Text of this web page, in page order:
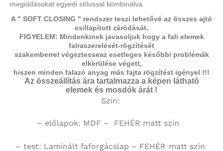
megoldásokat egyedi stílussal kombinálva.
A " SOFT CLOSING " rendszer teszi lehetővé az összes ajtó
csillapított záródását.
FIGYELEM: Mindenkinek javasoljuk hogy a fali elemek
falraszerelését-rögzítését
szakemberrel végeztesseaz esetleges későbbi problémák
elkerülése végett,
hiszen minden falazó anyag más fajta rögzítést igényel !!!
Az összeállítás ára tartalmazza a képen látható
elemek és mosdók árát !
Szín:
– előlapok: MDF – FEHÉR matt szín
– test: Laminált faforgácslap – FEHÉR matt szín